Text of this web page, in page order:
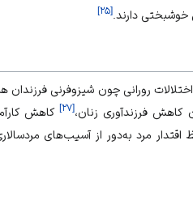
خوشبختی دارند.[۲۵]
رورانی چون شیزوفرنی فرزندان
فرزندآوری زنان،[۲۷]کاهش
مرد به‌‏دور از آسیب‏‌های